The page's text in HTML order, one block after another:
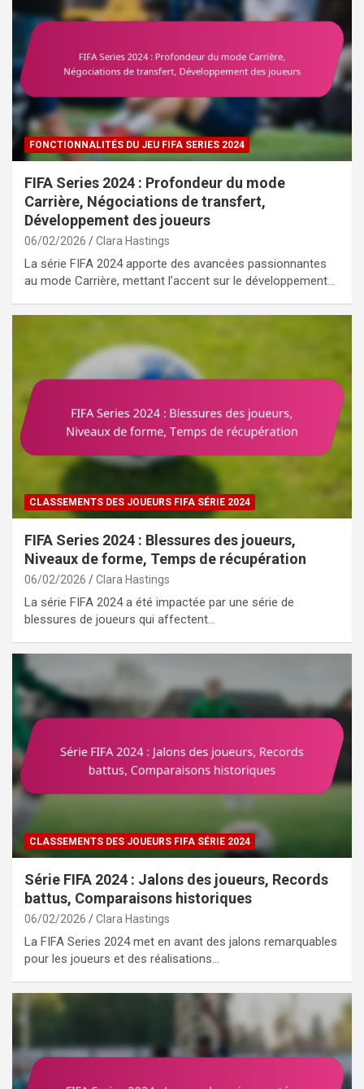
FONCTIONNALITÉS DU JEU FIFA SERIES 2024
FIFA Series 2024 : Profondeur du mode
Carrière, Négociations de transfert,
Développement des joueurs
06/02/2026 Clara Hastings
La série FIFA 2024 apporte des avancées passionnantes
au mode Carrière, mettant l’accent sur le développement…
CLASSEMENTS DES JOUEURS FIFA SÉRIE 2024
FIFA Series 2024 : Blessures des joueurs,
Niveaux de forme, Temps de récupération
06/02/2026 Clara Hastings
La série FIFA 2024 a été impactée par une série de
blessures de joueurs qui affectent…
CLASSEMENTS DES JOUEURS FIFA SÉRIE 2024
Série FIFA 2024 : Jalons des joueurs, Records
battus, Comparaisons historiques
06/02/2026 Clara Hastings
La FIFA Series 2024 met en avant des jalons remarquables
pour les joueurs et des réalisations…